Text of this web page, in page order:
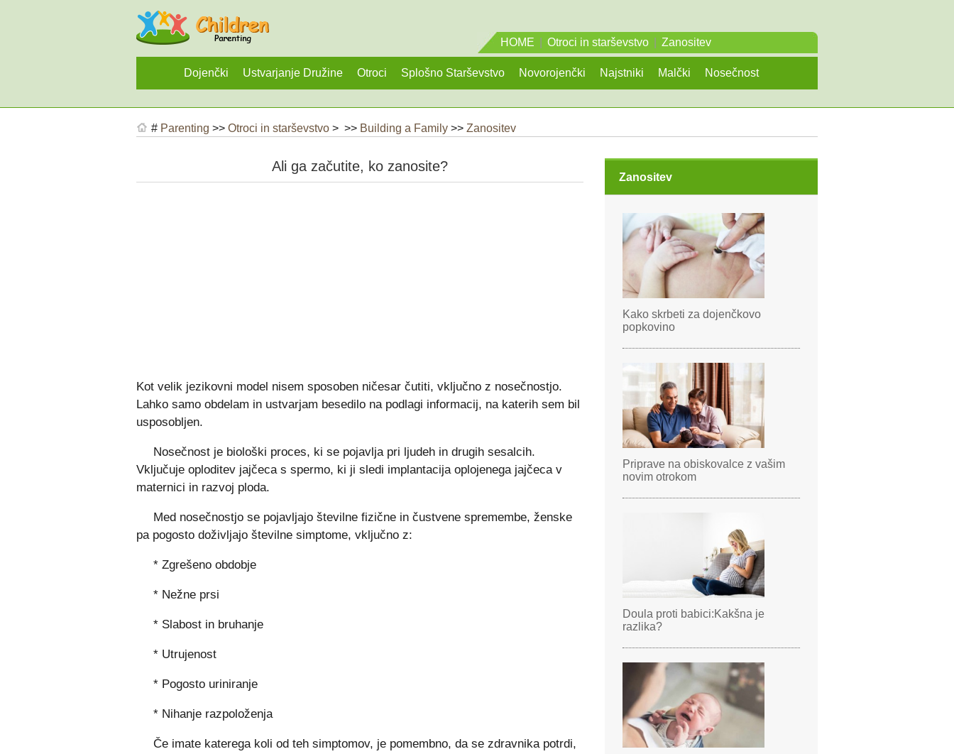
HOME Otroci in starševstvo Zanositev
Dojenčki Ustvarjanje Družine Otroci Splošno Starševstvo Novorojenčki Najstniki Malčki Nosečnost
# Parenting >> Otroci in starševstvo > >> Building a Family >> Zanositev
Ali ga začutite, ko zanosite?
Kot velik jezikovni model nisem sposoben ničesar čutiti, vključno z nosečnostjo.
Lahko samo obdelam in ustvarjam besedilo na podlagi informacij, na katerih sem bil
usposobljen.
Nosečnost je biološki proces, ki se pojavlja pri ljudeh in drugih sesalcih.
Vključuje oploditev jajčeca s spermo, ki ji sledi implantacija oplojenega jajčeca v
maternici in razvoj ploda.
Med nosečnostjo se pojavljajo številne fizične in čustvene spremembe, ženske
pa pogosto doživljajo številne simptome, vključno z:
* Zgrešeno obdobje
* Nežne prsi
* Slabost in bruhanje
* Utrujenost
* Pogosto uriniranje
* Nihanje razpoloženja
Če imate katerega koli od teh simptomov, je pomembno, da se zdravnika potrdi,
Zanositev
Kako skrbeti za dojenčkovo
popkovino
Priprave na obiskovalce z vašim
novim otrokom
Doula proti babici:Kakšna je
razlika?